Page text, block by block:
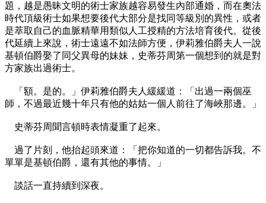
題，越是愚昧文明的術士家族越容易發生內部通婚，而在奧法
時代頂級術士如果想要後代大部分是找同等級別的異性，或者
是萃取自己的血脈精華用類似人工授精的方法培育後代。從後
代延續上來說，術士遠遠不如法師方便，伊莉雅伯爵夫人一說
基頓伯爵娶了同父異母的妹妹，史蒂芬周第一個想到的就是對
方家族出過術士。
「額。是的。」伊莉雅伯爵夫人緩緩道：「出過一兩個巫
師，不過最近幾十年只有他的姑姑一個人前往了海峽那邊。」
史蒂芬周聞言頓時表情凝重了起來。
過了片刻，他抬起頭來道：「把你知道的一切都告訴我。不
單單是基頓伯爵，還有其他的事情。」
談話一直持續到深夜。